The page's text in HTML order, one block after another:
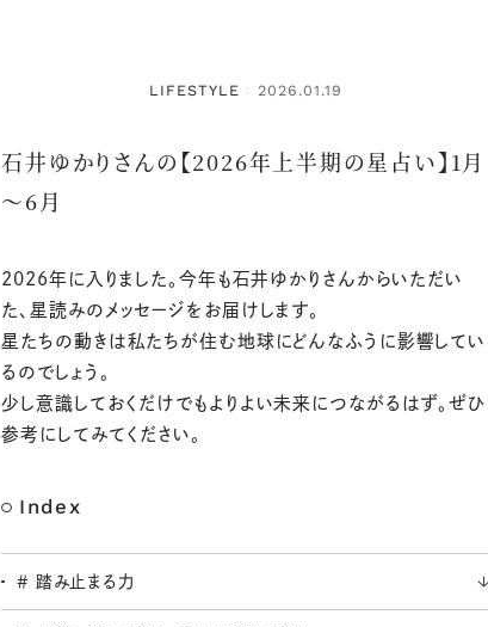
LIFESTYLE
： 2026.01.19
石井ゆかりさんの【2026年上半期の星占い】1月
～6月
2026年に入りました。今年も石井ゆかりさんからいただい
た、星読みのメッセージをお届けします。
星たちの動きは私たちが住む地球にどんなふうに影響してい
るのでしょう。
少し意識しておくだけでもよりよい未来につながるはず。ぜひ
参考にしてみてください。
Index
＃ 踏み止まる力